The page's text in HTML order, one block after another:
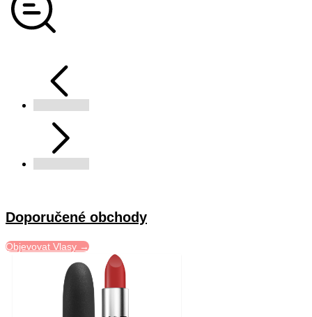
Doporučené obchody
Objevovat Vlasy →